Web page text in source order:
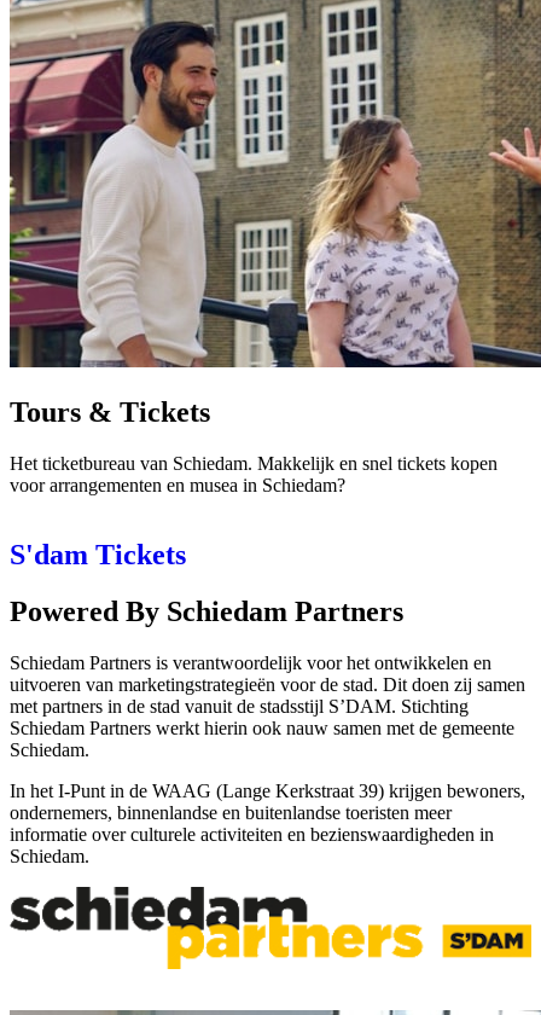
Tours & Tickets
Het ticketbureau van Schiedam. Makkelijk en snel tickets kopen
voor arrangementen en musea in Schiedam?
S'dam Tickets
Powered By Schiedam Partners
Schiedam Partners is verantwoordelijk voor het ontwikkelen en
uitvoeren van marketingstrategieën voor de stad. Dit doen zij samen
met partners in de stad vanuit de stadsstijl S’DAM. Stichting
Schiedam Partners werkt hierin ook nauw samen met de gemeente
Schiedam.
In het I-Punt in de WAAG (Lange Kerkstraat 39) krijgen bewoners,
ondernemers, binnenlandse en buitenlandse toeristen meer
informatie over culturele activiteiten en bezienswaardigheden in
Schiedam.